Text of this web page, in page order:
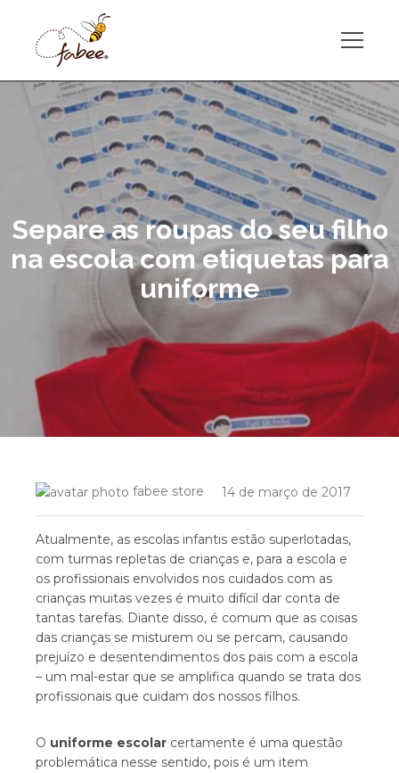
Separe as roupas do seu filho
na escola com etiquetas para
uniforme
fabee store 14 de março de 2017
Atualmente, as escolas infantis estão superlotadas,
com turmas repletas de crianças e, para a escola e
os profissionais envolvidos nos cuidados com as
crianças muitas vezes é muito difícil dar conta de
tantas tarefas. Diante disso, é comum que as coisas
das crianças se misturem ou se percam, causando
prejuízo e desentendimentos dos pais com a escola
– um mal-estar que se amplifica quando se trata dos
profissionais que cuidam dos nossos filhos.
O uniforme escolarcertamente é uma questão
problemática nesse sentido, pois é um item